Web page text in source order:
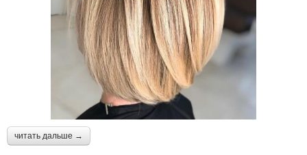
читать дальше →